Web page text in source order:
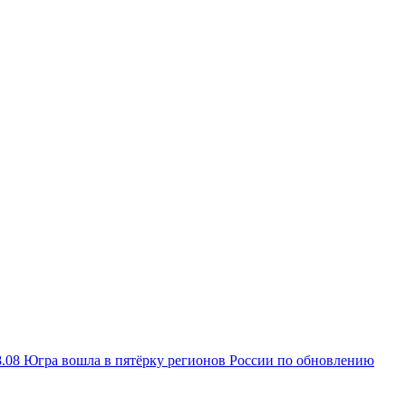
Югра вошла в пятёрку регионов России по обновлению